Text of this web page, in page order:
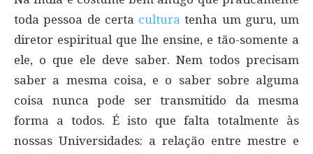
toda pessoa de certa culturatenha um guru, um
diretor espiritual que lhe ensine, e tão-somente a
ele, o que ele deve saber. Nem todos precisam
saber a mesma coisa, e o saber sobre alguma
coisa nunca pode ser transmitido da mesma
forma a todos. É isto que falta totalmente às
nossas Universidades: a relação entre mestre e